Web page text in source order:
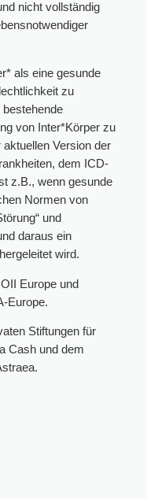
nicht vollständig
als eine gesunde
zu
von Inter*Körper zu
Version der
dem ICD-
z.B., wenn gesunde
Normen von
und
daraus ein
wird.
Europe und
Europe.
Stiftungen für
Cash und dem